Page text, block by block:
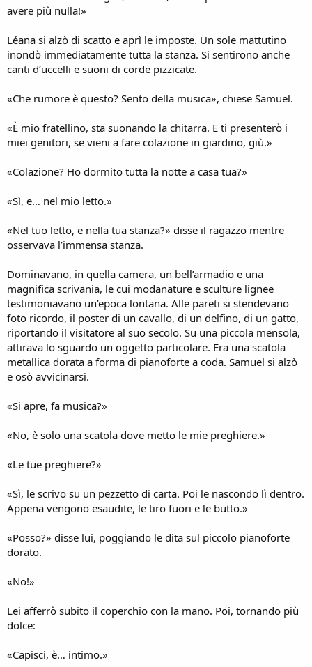
avere più nulla!»
Léana si alzò di scatto e aprì le imposte. Un sole mattutino
inondò immediatamente tutta la stanza. Si sentirono anche
canti d’uccelli e suoni di corde pizzicate.
«Che rumore è questo? Sento della musica», chiese Samuel.
«È mio fratellino, sta suonando la chitarra. E ti presenterò i
miei genitori, se vieni a fare colazione in giardino, giù.»
«Colazione? Ho dormito tutta la notte a casa tua?»
«Sì, e… nel mio letto.»
«Nel tuo letto, e nella tua stanza?» disse il ragazzo mentre
osservava l’immensa stanza.
Dominavano, in quella camera, un bell’armadio e una
magnifica scrivania, le cui modanature e sculture lignee
testimoniavano un’epoca lontana. Alle pareti si stendevano
foto ricordo, il poster di un cavallo, di un delfino, di un gatto,
riportando il visitatore al suo secolo. Su una piccola mensola,
attirava lo sguardo un oggetto particolare. Era una scatola
metallica dorata a forma di pianoforte a coda. Samuel si alzò
e osò avvicinarsi.
«Si apre, fa musica?»
«No, è solo una scatola dove metto le mie preghiere.»
«Le tue preghiere?»
«Sì, le scrivo su un pezzetto di carta. Poi le nascondo lì dentro.
Appena vengono esaudite, le tiro fuori e le butto.»
«Posso?» disse lui, poggiando le dita sul piccolo pianoforte
dorato.
«No!»
Lei afferrò subito il coperchio con la mano. Poi, tornando più
dolce:
«Capisci, è… intimo.»